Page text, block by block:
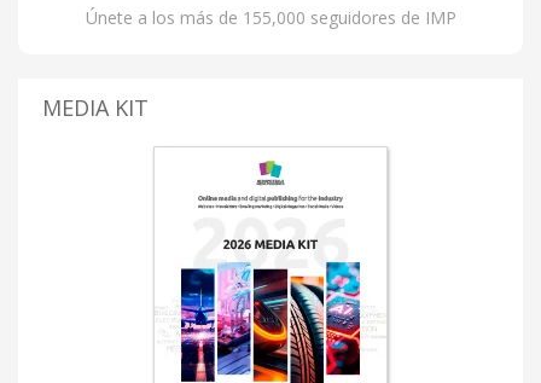
Únete a los más de 155,000 seguidores de IMP
MEDIA KIT